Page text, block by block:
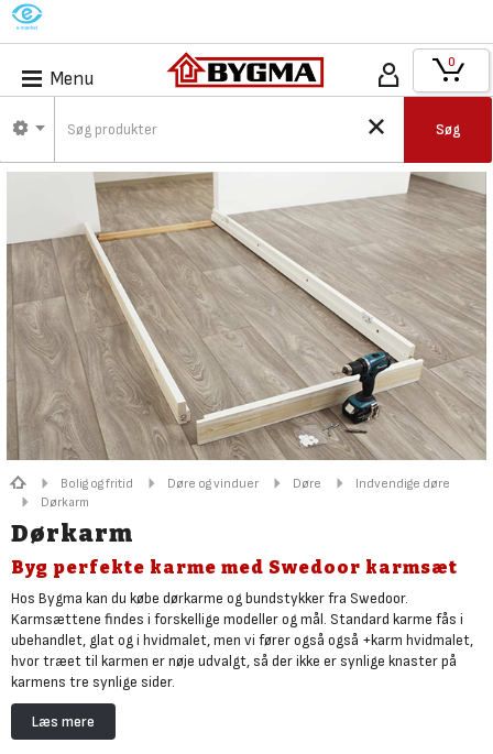
M
Menu
Søg
0
Bolig og fritid Døre og vinduer Døre
Indvendige døre
Dørkarm
Dørkarm
Byg perfekte karme med Swedoor karmsæt
Hos Bygma kan du købe dørkarme og bundstykker fra Swedoor.
Karmsættene findes i forskellige modeller og mål. Standard karme fås i
ubehandlet, glat og i hvidmalet, men vi fører også også +karm hvidmalet,
hvor træet til karmen er nøje udvalgt, så der ikke er synlige knaster på
karmens tre synlige sider.
Standardkarmen har også fået en ekstra overfladebehandling og der
medfølger tætningslister, så du opnår større støjreduktion. Hvis du har
Læs mere